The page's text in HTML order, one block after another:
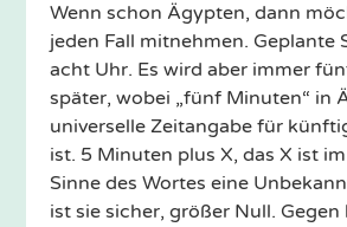
Wenn schon Ägypten, dann
jeden Fall mitnehmen. Geplante
acht Uhr. Es wird aber immer
später, wobei „fünf Minuten“ in
universelle Zeitangabe für
ist. 5 Minuten plus X, das X ist
Sinne des Wortes eine
ist sie sicher, größer Null. Gegen